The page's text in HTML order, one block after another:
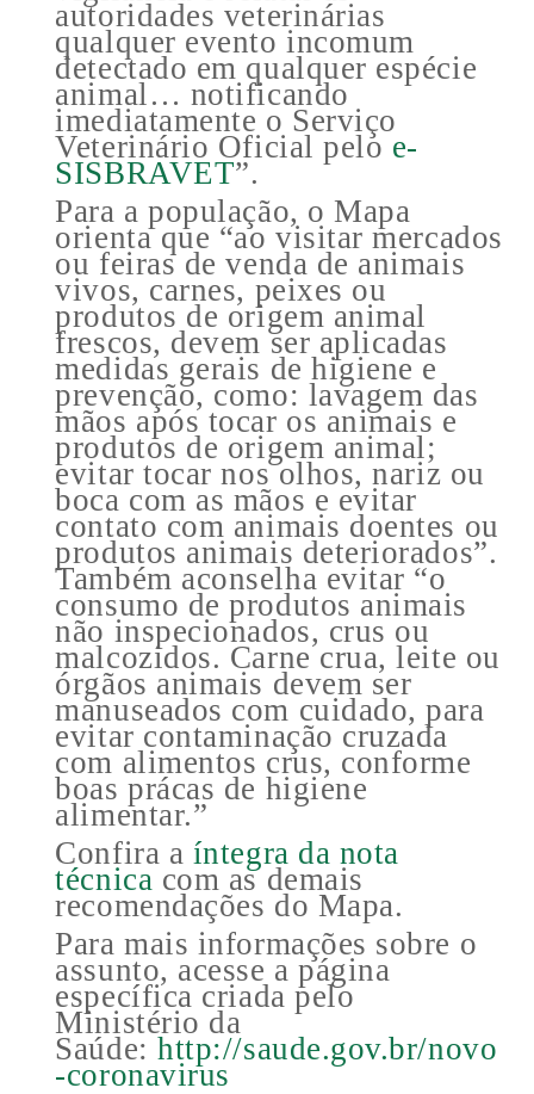
autoridades veterinárias
qualquer evento incomum
detectado em qualquer espécie
animal… notificando
imediatamente o Serviço
Veterinário Oficial pelo e-
SISBRAVET”.
Para a população, o Mapa
orienta que “ao visitar mercados
ou feiras de venda de animais
vivos, carnes, peixes ou
produtos de origem animal
frescos, devem ser aplicadas
medidas gerais de higiene e
prevenção, como: lavagem das
mãos após tocar os animais e
produtos de origem animal;
evitar tocar nos olhos, nariz ou
boca com as mãos e evitar
contato com animais doentes ou
produtos animais deteriorados”.
Também aconselha evitar “o
consumo de produtos animais
não inspecionados, crus ou
malcozidos. Carne crua, leite ou
órgãos animais devem ser
manuseados com cuidado, para
evitar contaminação cruzada
com alimentos crus, conforme
boas prácas de higiene
alimentar.”
Confira a íntegra da nota
técnica com as demais
recomendações do Mapa.
Para mais informações sobre o
assunto, acesse a página
específica criada pelo
Ministério da
Saúde:http://saude.gov.br/novo
-coronavirus